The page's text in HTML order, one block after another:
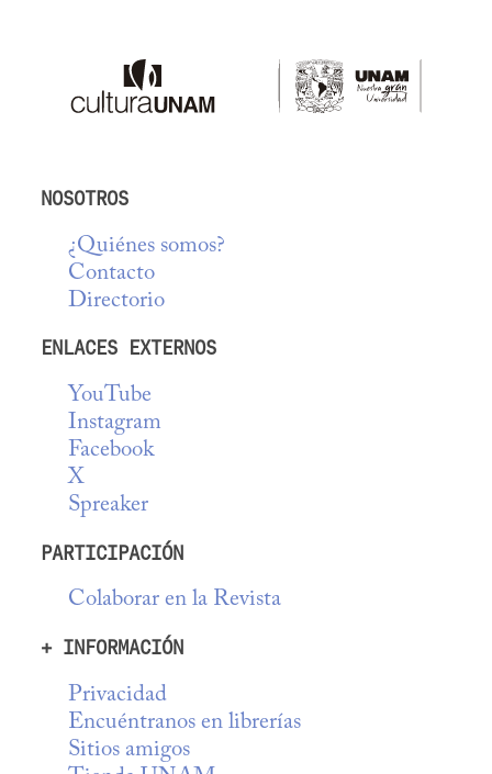
NOSOTROS
¿Quiénes somos?
Contacto
Directorio
ENLACES EXTERNOS
YouTube
Instagram
Facebook
X
Spreaker
PARTICIPACIÓN
Colaborar en la Revista
+ INFORMACIÓN
Privacidad
Encuéntranos en librerías
Sitios amigos